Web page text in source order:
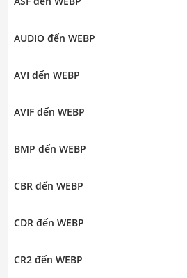
AUDIO đến WEBP
AVI đến WEBP
AVIF đến WEBP
BMP đến WEBP
CBR đến WEBP
CDR đến WEBP
CR2 đến WEBP